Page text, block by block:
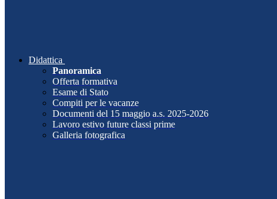
Didattica
Panoramica
Offerta formativa
Esame di Stato
Compiti per le vacanze
Documenti del 15 maggio a.s. 2025-2026
Lavoro estivo future classi prime
Galleria fotografica